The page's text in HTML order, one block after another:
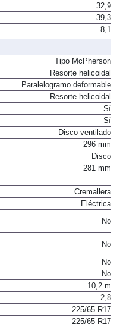
32,9
39,3
8,1
Tipo McPherson
Resorte helicoidal
Paralelogramo deformable
Resorte helicoidal
Sí
Sí
Disco ventilado
296 mm
Disco
281 mm
Cremallera
Eléctrica
No
No
No
No
10,2 m
2,8
225/65 R17
225/65 R17